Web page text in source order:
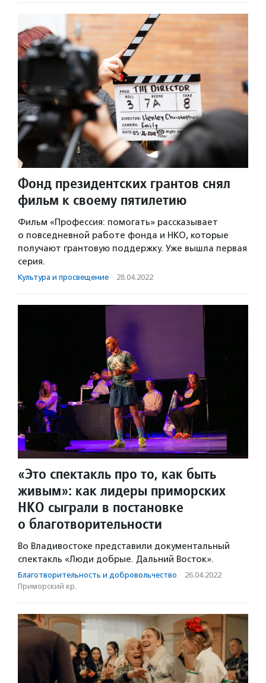
Фонд президентских грантов снял
фильм к своему пятилетию
Фильм «Профессия: помогать» рассказывает
о повседневной работе фонда и НКО, которые
получают грантовую поддержку. Уже вышла первая
серия.
Культура и просвещение · 28.04.2022
«Это спектакль про то, как быть
живым»: как лидеры приморских
НКО сыграли в постановке
о благотворительности
Во Владивостоке представили документальный
спектакль «Люди добрые. Дальний Восток».
Благотвори­тель­ность и доброволь­чест­во · 26.04.2022 ·
Приморский кр.